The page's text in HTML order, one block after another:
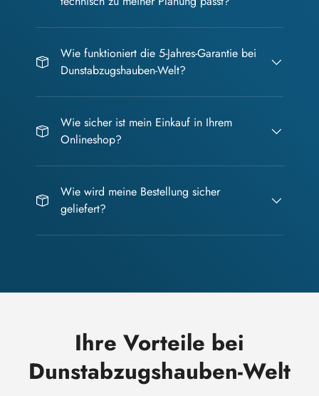
Wie funktioniert die 5-Jahres-Garantie bei
Dunstabzugshauben-Welt?
Wie sicher ist mein Einkauf in Ihrem
Onlineshop?
Wie wird meine Bestellung sicher
geliefert?
Ihre Vorteile bei
Dunstabzugshauben-Welt